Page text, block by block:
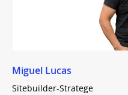
Miguel Lucas
Sitebuilder-Stratege